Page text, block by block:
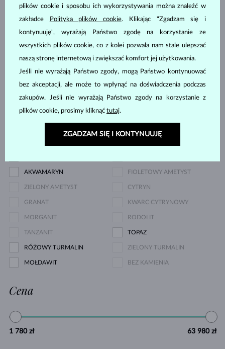
Kamień szlachetny
NIEBIESKI RÓŻOWY
CZARNY DIAMENT SZAMPAŃSKI DIAMENT
NIEBIESKI DIAMENT
AKWAMARYN FIOLETOWY AMETYST
ZIELONY AMETYST CYTRYN
GRANAT KWARC CYTRYNOWY
MORGANIT RODOLIT
TANZANIT TOPAZ
RÓŻOWY TURMALIN ZIELONY TURMALIN
MOŁDAWIT BEZ KAMIENIA
Cena
1 780 zł 63 980 zł
plików cookie i sposobu ich wykorzystywania można znaleźć w
zakładce
Polityka plików cookie. Klikając "Zgadzam się i
kontynuuję", wyrażają Państwo zgodę na korzystanie ze
wszystkich plików cookie, co z kolei pozwala nam stale ulepszać
naszą stronę internetową i zwiększać komfort jej użytkowania.
Jeśli nie wyrażają Państwo zgody, mogą Państwo kontynuować
bez akceptacji, ale może to wpłynąć na doświadczenia podczas
zakupów. Jeśli nie wyrażają Państwo zgody na korzystanie z
plików cookie, prosimy kliknąć tutaj.
ZGADZAM SIĘ I KONTYNUUJĘ